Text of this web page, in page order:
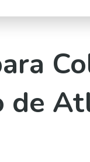
de